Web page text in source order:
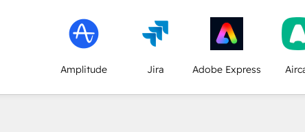
Amplitude Jira Adobe Express